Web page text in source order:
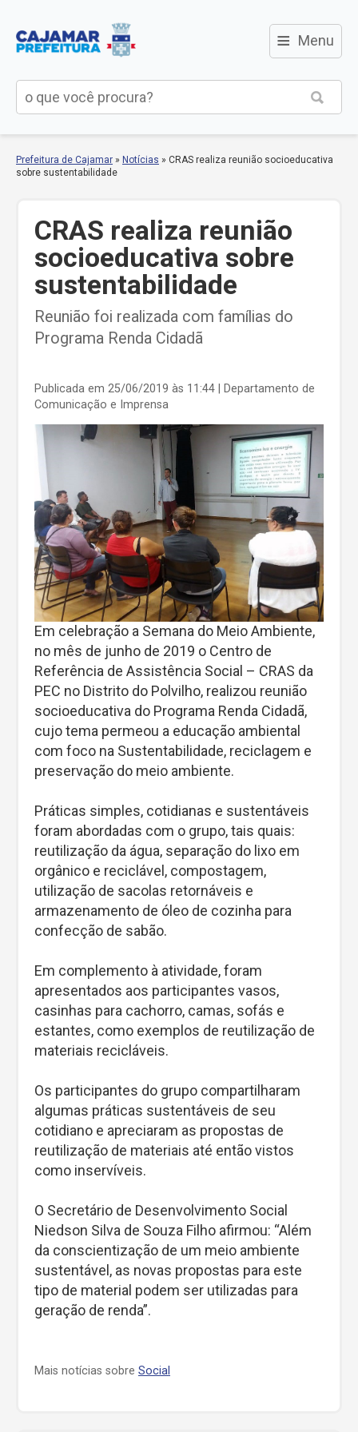
≡ Menu
Prefeitura de Cajamar » Notícias » CRAS realiza reunião socioeducativa
sobre sustentabilidade
CRAS realiza reunião
socioeducativa sobre
sustentabilidade
Reunião foi realizada com famílias do
Programa Renda Cidadã
Publicada em 25/06/2019 às 11:44
| Departamento de
Comunicação e Imprensa
Em celebração a Semana do Meio Ambiente,
no mês de junho de 2019 o Centro de
Referência de Assistência Social – CRAS da
PEC no Distrito do Polvilho, realizou reunião
socioeducativa do Programa Renda Cidadã,
cujo tema permeou a educação ambiental
com foco na Sustentabilidade, reciclagem e
preservação do meio ambiente.
Práticas simples, cotidianas e sustentáveis
foram abordadas com o grupo, tais quais:
reutilização da água, separação do lixo em
orgânico e reciclável, compostagem,
utilização de sacolas retornáveis e
armazenamento de óleo de cozinha para
confecção de sabão.
Em complemento à atividade, foram
apresentados aos participantes vasos,
casinhas para cachorro, camas, sofás e
estantes, como exemplos de reutilização de
materiais recicláveis.
Os participantes do grupo compartilharam
algumas práticas sustentáveis de seu
cotidiano e apreciaram as propostas de
reutilização de materiais até então vistos
como inservíveis.
O Secretário de Desenvolvimento Social
Niedson Silva de Souza Filho afirmou: “Além
da conscientização de um meio ambiente
sustentável, as novas propostas para este
tipo de material podem ser utilizadas para
geração de renda”.
Mais notícias sobre Social